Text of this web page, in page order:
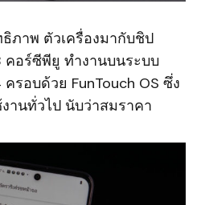
ภาพ ตัวเครื่องมากับชิป
คอร์ซีพียู ทำงานบนระบบ
รอบด้วย FunTouch OS ซึ่ง
านทั่วไป นับว่าสมราคา